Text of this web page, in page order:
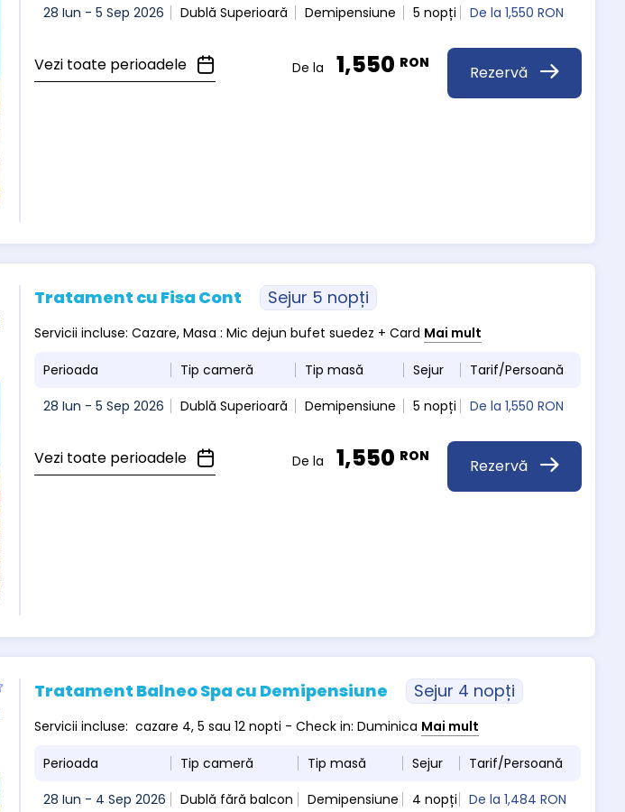
28 Iun - 5 Sep 2026
Dublă Superioară Demipensiune 5 nopți De la1,550 RON
Vezi toate perioadele Rezervă
De la 1,550 RON
Tratament cu Fisa Cont Sejur 5 nopți
Servicii incluse: Cazare, Masa : Mic dejun bufet suedez + Card Mai mult
Perioada Tip cameră Tip masă Sejur
Tarif/Persoană
28 Iun - 5 Sep 2026
Dublă Superioară Demipensiune 5 nopți De la1,550 RON
Vezi toate perioadele Rezervă
De la 1,550 RON
Tratament Balneo Spa cu Demipensiune Sejur 4 nopți
Servicii incluse: cazare 4, 5 sau 12 nopti - Check in: Duminica Mai mult
Perioada Tip cameră Tip masă Sejur
Tarif/Persoană
28 Iun - 4 Sep 2026
Dublă fără balcon Demipensiune 4 nopți De la1,484 RON